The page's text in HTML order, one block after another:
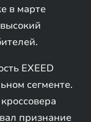
в марте
EXEED
сегменте.
признание